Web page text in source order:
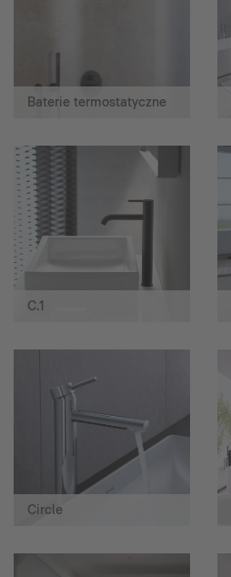
Baterie termostatyczne
C.1
Circle